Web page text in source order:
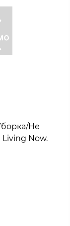
Не
Living Now.